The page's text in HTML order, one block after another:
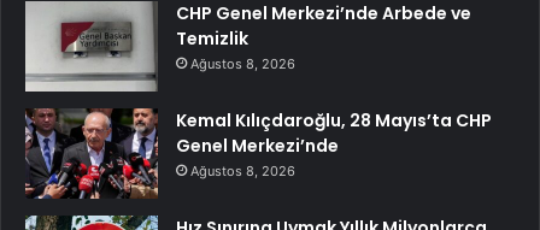
CHP Genel Merkezi’nde Arbede ve
Temizlik
Ağustos 8, 2026
Kemal Kılıçdaroğlu, 28 Mayıs’ta CHP
Genel Merkezi’nde
Ağustos 8, 2026